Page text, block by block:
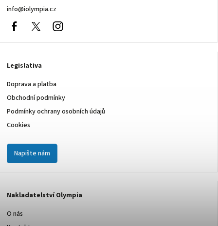
info@iolympia.cz
Facebook nolympia61611
Legislativa
Doprava a platba
Obchodní podmínky
Podmínky ochrany osobních údajů
Cookies
Napište nám
Nakladatelství Olympia
O nás